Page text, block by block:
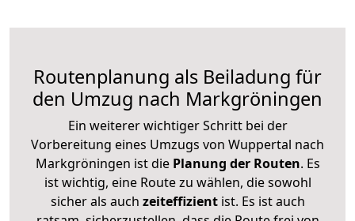
Routenplanung als Beiladung für
den Umzug nach Markgröningen
Ein weiterer wichtiger Schritt bei der
Vorbereitung eines Umzugs von Wuppertal nach
Markgröningen ist diePlanung der Routen. Es
ist wichtig, eine Route zu wählen, die sowohl
sicher als auch zeiteffizientist. Es ist auch